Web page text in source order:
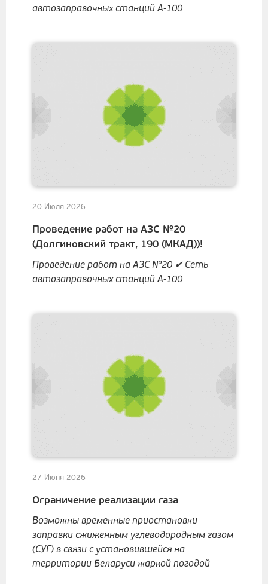
автозаправочных станций А-100
20 Июля 2026
Проведение работ на АЗС №20
(Долгиновский тракт, 190 (МКАД))!
Проведение работ на АЗС №20 ✔ Сеть
автозаправочных станций А-100
27 Июня 2026
Ограничение реализации газа
Возможны временные приостановки
заправки сжиженным углеводородным газом
(СУГ) в связи с установившейся на
территории Беларуси жаркой погодой